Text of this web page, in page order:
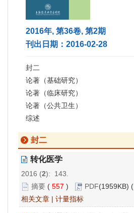
2016年, 第36卷, 第2期
刊出日期：2016-02-28
封二
论著（基础研究）
论著（临床研究）
论著（公共卫生）
综述
封二
转化医学
2016 (2): 143.
摘要 ( 557 ) PDF(1959KB) (
相关文章 | 计量指标